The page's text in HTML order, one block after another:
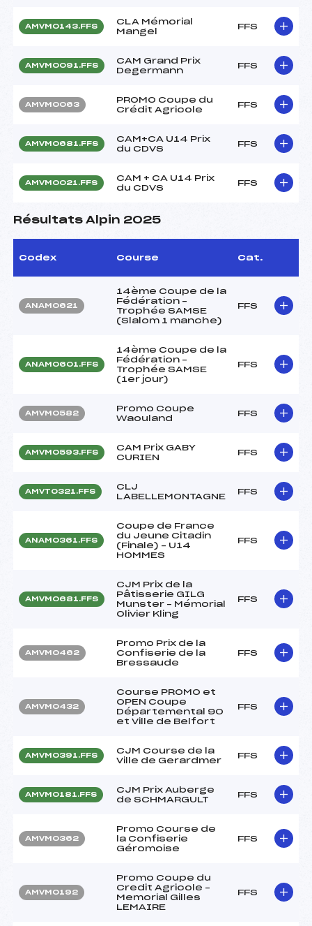
AMVM0143.FFS
CLA Mémorial
Mangel
FFS
AMVM0091.FFS
CAM Grand Prix
Degermann
FFS
AMVM0063
PROMO Coupe du
Crédit Agricole
FFS
AMVM0681.FFS
CAM+CA U14 Prix
du CDVS
FFS
AMVM0021.FFS
CAM + CA U14 Prix
du CDVS
FFS
Résultats Alpin 2025
Codex Course Cat.
ANAM0621
14ème Coupe de la
Fédération –
Trophée SAMSE
(Slalom 1 manche)
FFS
ANAM0601.FFS
14ème Coupe de la
Fédération –
Trophée SAMSE
(1er jour)
FFS
AMVM0582
Promo Coupe
Waouland
FFS
AMVM0593.FFS
CAM Prix GABY
CURIEN
FFS
AMVT0321.FFS
CLJ
LABELLEMONTAGNE
FFS
ANAM0361.FFS
Coupe de France
du Jeune Citadin
(Finale) – U14
HOMMES
FFS
AMVM0681.FFS
CJM Prix de la
Pâtisserie GILG
Munster – Mémorial
Olivier Kling
FFS
AMVM0462
Promo Prix de la
Confiserie de la
Bressaude
FFS
AMVM0432
Course PROMO et
OPEN Coupe
Départemental 90
et Ville de Belfort
FFS
AMVM0391.FFS
CJM Course de la
Ville de Gerardmer
FFS
AMVM0181.FFS
CJM Prix Auberge
de SCHMARGULT
FFS
AMVM0362
Promo Course de
la Confiserie
Géromoise
FFS
AMVM0192
Promo Coupe du
Credit Agricole –
Memorial Gilles
LEMAIRE
FFS